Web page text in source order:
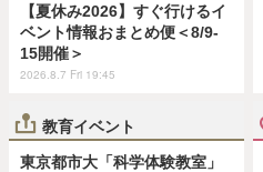
【夏休み2026】すぐ行けるイ
ベント情報おまとめ便＜8/9-
15開催＞
2026.8.7 Fri 19:45
教育イベント
東京都市大「科学体験教室」